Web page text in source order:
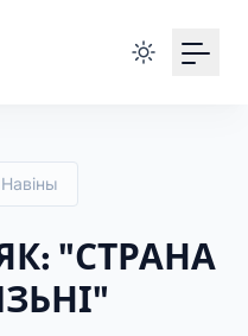
Навіны
"СТРАНА